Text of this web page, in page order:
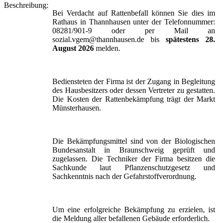
Beschreibung:
Bei Verdacht auf Rattenbefall können Sie dies im
Rathaus in Thannhausen unter der Telefonnummer:
08281/901-9 oder per Mail an
sozial.vgem@thannhausen.de bis spätestens 28.
August 2026 melden.
Bediensteten der Firma ist der Zugang in Begleitung
des Hausbesitzers oder dessen Vertreter zu gestatten.
Die Kosten der Rattenbekämpfung trägt der Markt
Münsterhausen.
Die Bekämpfungsmittel sind von der Biologischen
Bundesanstalt in Braunschweig geprüft und
zugelassen. Die Techniker der Firma besitzen die
Sachkunde laut Pflanzenschutzgesetz und
Sachkenntnis nach der Gefahrstoffverordnung.
Um eine erfolgreiche Bekämpfung zu erzielen, ist
die Meldung aller befallenen Gebäude erforderlich.